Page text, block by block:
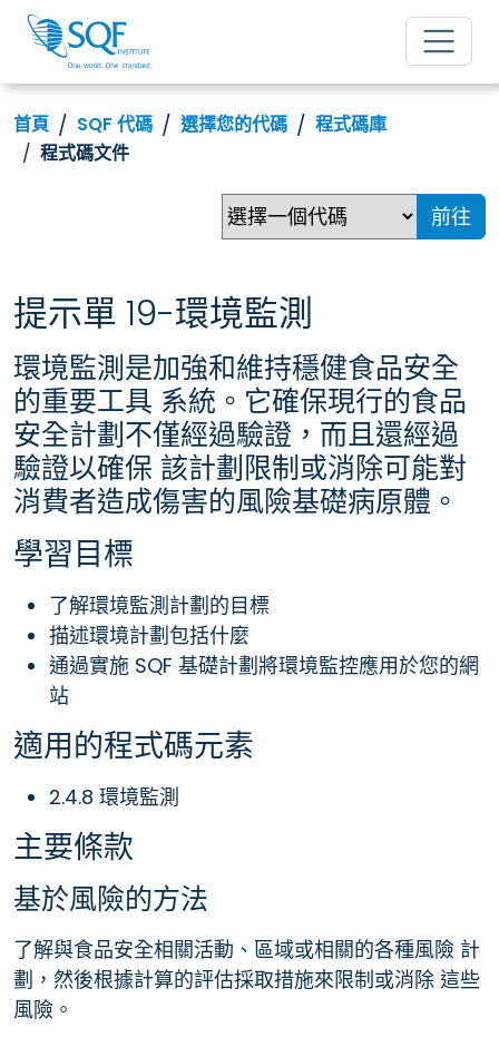
首頁 SQF 代碼 選擇您的代碼
程式碼庫
程式碼文件
前往
提示單 19-環境監測
環境監測是加強和維持穩健食品安全
的重要工具 系統。它確保現行的食品
安全計劃不僅經過驗證，而且還經過
驗證以確保 該計劃限制或消除可能對
消費者造成傷害的風險基礎病原體。
學習目標
了解環境監測計劃的目標
描述環境計劃包括什麼
通過實施 SQF 基礎計劃將環境監控應用於您的網
站
適用的程式碼元素
2.4.8 環境監測
主要條款
基於風險的方法
了解與食品安全相關活動、區域或相關的各種風險 計
劃，然後根據計算的評估採取措施來限制或消除 這些
風險。